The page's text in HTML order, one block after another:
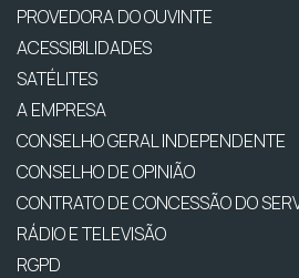
PROVEDORA DO OUVINTE
ACESSIBILIDADES
SATÉLITES
A EMPRESA
CONSELHO GERAL INDEPENDENTE
CONSELHO DE OPINIÃO
CONTRATO DE CONCESSÃO DO
RÁDIO E TELEVISÃO
RGPD